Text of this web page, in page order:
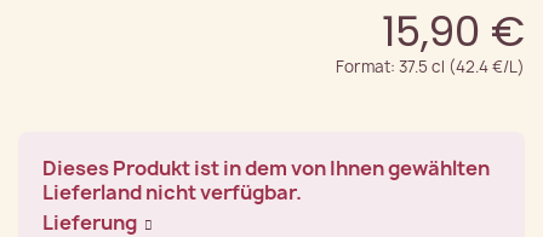
15,90 €
Format: 37.5 cl (42.4 €/L)
Dieses Produkt ist in dem von Ihnen gewählten
Lieferland nicht verfügbar.
Lieferung